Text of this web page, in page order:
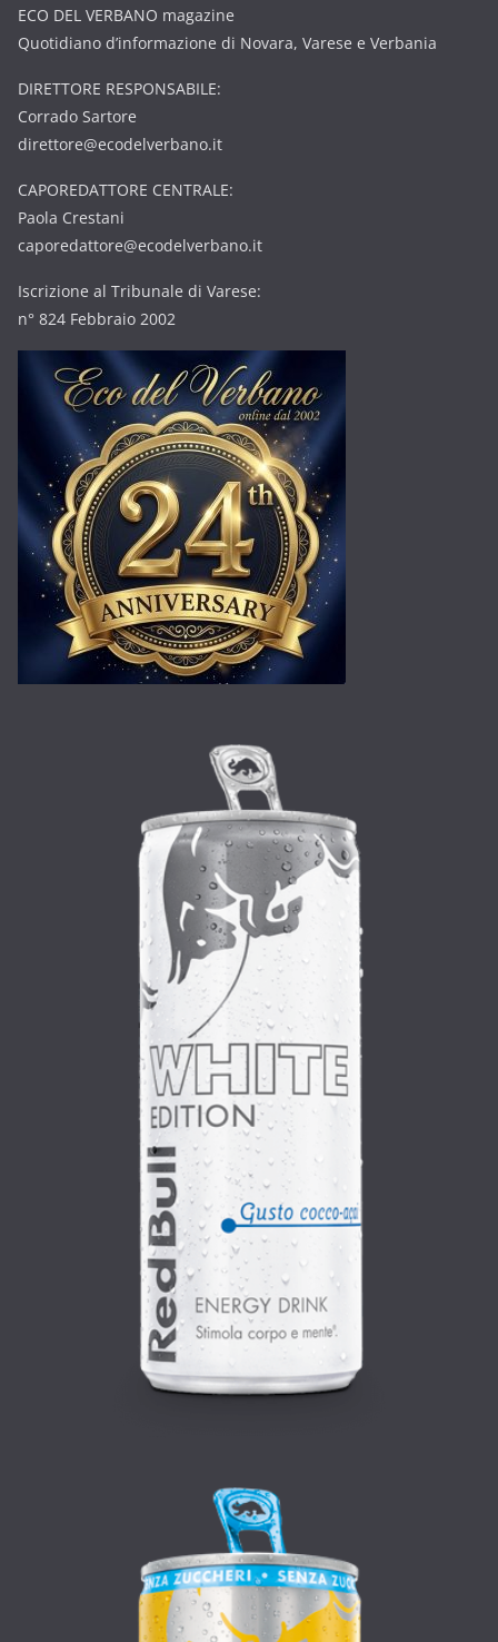
ECO DEL VERBANO magazine
Quotidiano d’informazione di Novara, Varese e Verbania
DIRETTORE RESPONSABILE:
Corrado Sartore
direttore@ecodelverbano.it
CAPOREDATTORE CENTRALE:
Paola Crestani
caporedattore@ecodelverbano.it
Iscrizione al Tribunale di Varese:
n° 824 Febbraio 2002